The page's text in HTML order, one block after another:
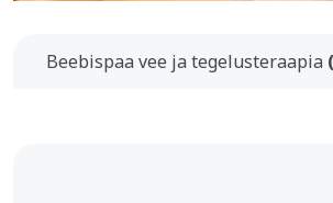
Beebispaa vee ja tegelusteraapia